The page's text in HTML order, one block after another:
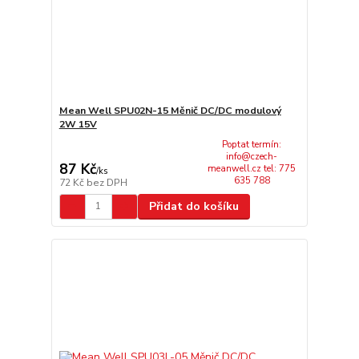
Mean Well SPU02N-15 Měnič DC/DC modulový
2W 15V
87 Kč/ks
72 Kč bez DPH
Poptat termín:
info@czech-
meanwell.cz tel: 775
635 788
Přidat do košíku